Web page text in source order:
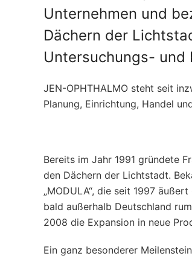
Unternehmen und
Dächern der
Untersuchungs- und
JEN-OPHTHALMO steht seit
Planung, Einrichtung, Handel
Bereits im Jahr 1991 gründete
den Dächern der Lichtstadt.
„MODULA“, die seit 1997
bald außerhalb Deutschland
2008 die Expansion in neue
Ein ganz besonderer